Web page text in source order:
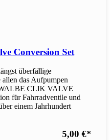
Conversion Set
überfällige
das Aufpumpen
CLIK VALVE
für Fahrradventile und
einem Jahrhundert
5,00 €*